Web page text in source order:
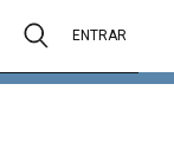
ENTRAR